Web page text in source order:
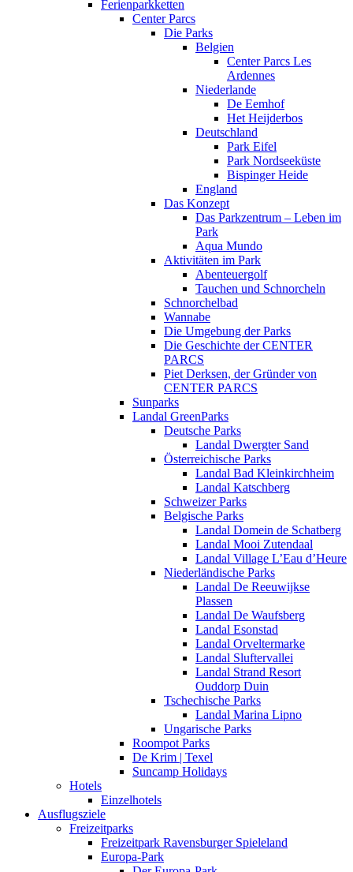
Ferienparkketten
Center Parcs
Die Parks
Belgien
Center Parcs Les
Ardennes
Niederlande
De Eemhof
Het Heijderbos
Deutschland
Park Eifel
Park Nordseeküste
Bispinger Heide
England
Das Konzept
Das Parkzentrum – Leben im
Park
Aqua Mundo
Aktivitäten im Park
Abenteuergolf
Tauchen und Schnorcheln
Schnorchelbad
Wannabe
Die Umgebung der Parks
Die Geschichte der CENTER
PARCS
Piet Derksen, der Gründer von
CENTER PARCS
Sunparks
Landal GreenParks
Deutsche Parks
Landal Dwergter Sand
Österreichische Parks
Landal Bad Kleinkirchheim
Landal Katschberg
Schweizer Parks
Belgische Parks
Landal Domein de Schatberg
Landal Mooi Zutendaal
Landal Village L’Eau d’Heure
Niederländische Parks
Landal De Reeuwijkse
Plassen
Landal De Waufsberg
Landal Esonstad
Landal Orveltermarke
Landal Sluftervallei
Landal Strand Resort
Ouddorp Duin
Tschechische Parks
Landal Marina Lipno
Ungarische Parks
Roompot Parks
De Krim | Texel
Suncamp Holidays
Hotels
Einzelhotels
Ausflugsziele
Freizeitparks
Freizeitpark Ravensburger Spieleland
Europa-Park